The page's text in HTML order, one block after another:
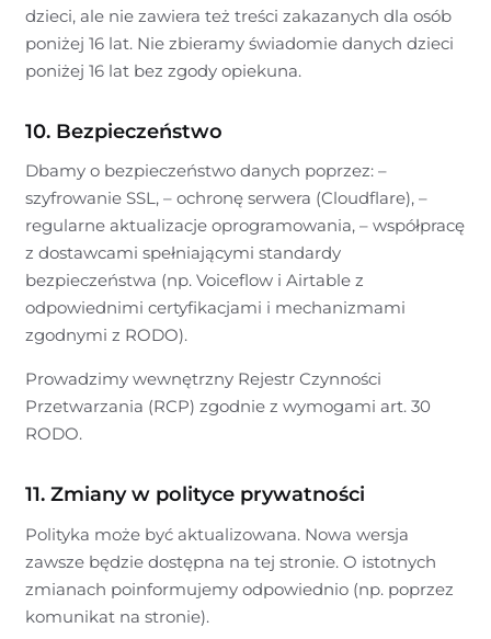
dzieci, ale nie zawiera też treści zakazanych dla osób
poniżej 16 lat. Nie zbieramy świadomie danych dzieci
poniżej 16 lat bez zgody opiekuna.
10. Bezpieczeństwo
Dbamy o bezpieczeństwo danych poprzez: –
szyfrowanie SSL, – ochronę serwera (Cloudflare), –
regularne aktualizacje oprogramowania, – współpracę
z dostawcami spełniającymi standardy
bezpieczeństwa (np. Voiceflow i Airtable z
odpowiednimi certyfikacjami i mechanizmami
zgodnymi z RODO).
Prowadzimy wewnętrzny Rejestr Czynności
Przetwarzania (RCP) zgodnie z wymogami art. 30
RODO.
11. Zmiany w polityce prywatności
Polityka może być aktualizowana. Nowa wersja
zawsze będzie dostępna na tej stronie. O istotnych
zmianach poinformujemy odpowiednio (np. poprzez
komunikat na stronie).